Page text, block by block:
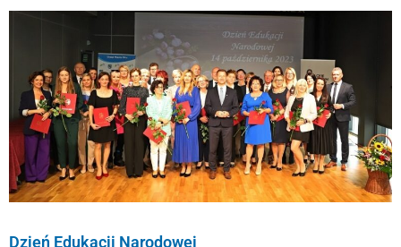
Dzień Edukacji Narodowej